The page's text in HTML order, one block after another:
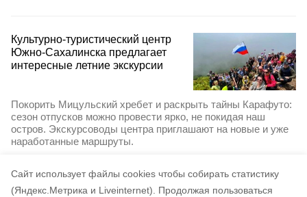
Cайт использует файлы cookies чтобы собирать статистику
(Яндекс.Метрика и Liveinternet).
Продолжая пользоваться
Культурно-туристический центр
Южно-Сахалинска предлагает
интересные летние экскурсии
Покорить Мицульский хребет и раскрыть тайны Карафуто:
сезон отпусков можно провести ярко, не покидая наш
остров. Экскурсоводы центра приглашают на новые и уже
наработанные маршруты.